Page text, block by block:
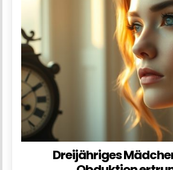
Dreijähriges